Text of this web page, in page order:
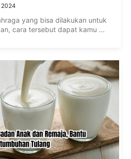
yang bisa dilakukan untuk
cara tersebut dapat kamu ...